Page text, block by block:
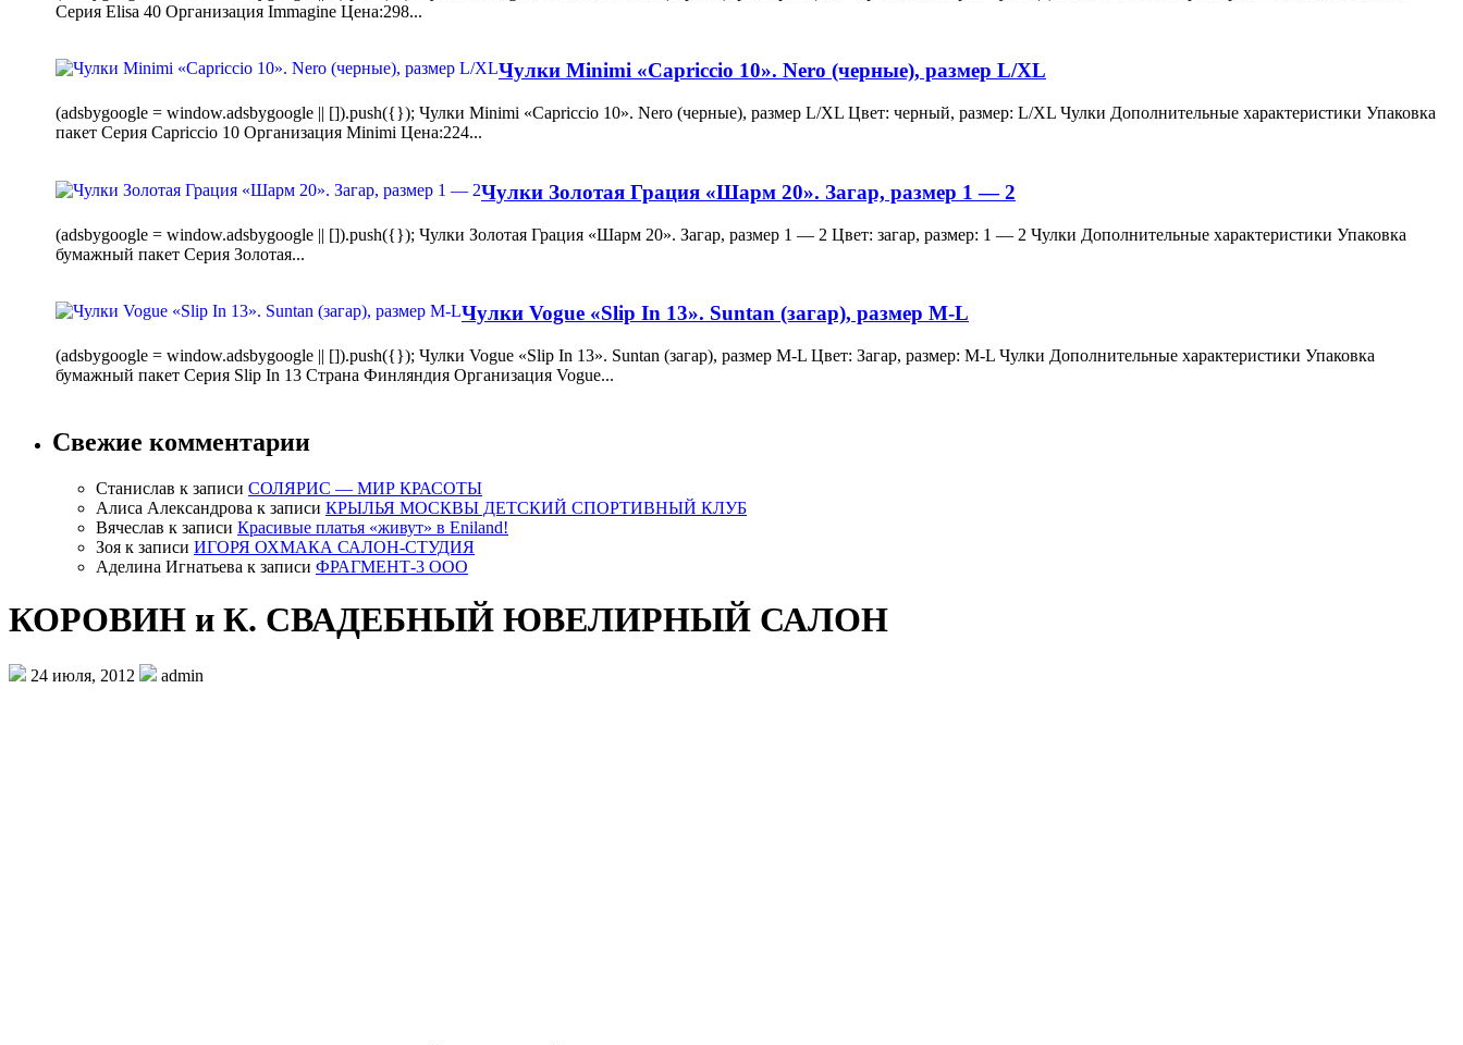
Серия Elisa 40 Организация Immagine Цена:298...
Чулки Minimi «Capriccio 10». Nero (черные), размер L/XL
(adsbygoogle = window.adsbygoogle || []).push({}); Чулки Minimi «Capriccio 10». Nero (черные), размер L/XL Цвет: черный, размер: L/XL Чулки Дополнительные характеристики Упаковка
пакет Серия Capriccio 10 Организация Minimi Цена:224...
Чулки Золотая Грация «Шарм 20». Загар, размер 1 — 2
(adsbygoogle = window.adsbygoogle || []).push({}); Чулки Золотая Грация «Шарм 20». Загар, размер 1 — 2 Цвет: загар, размер: 1 — 2 Чулки Дополнительные характеристики Упаковка
бумажный пакет Серия Золотая...
Чулки Vogue «Slip In 13». Suntan (загар), размер M-L
(adsbygoogle = window.adsbygoogle || []).push({}); Чулки Vogue «Slip In 13». Suntan (загар), размер M-L Цвет: Загар, размер: M-L Чулки Дополнительные характеристики Упаковка
бумажный пакет Серия Slip In 13 Страна Финляндия Организация Vogue...
Свежие комментарии
Станислав к записи СОЛЯРИС — МИР КРАСОТЫ
Алиса Александрова к записи КРЫЛЬЯ МОСКВЫ ДЕТСКИЙ СПОРТИВНЫЙ КЛУБ
Вячеслав к записи Красивые платья «живут» в Eniland!
Зоя к записи ИГОРЯ ОХМАКА САЛОН-СТУДИЯ
Аделина Игнатьева к записи ФРАГМЕНТ-3 ООО
КОРОВИН и К. СВАДЕБНЫЙ ЮВЕЛИРНЫЙ САЛОН
24 июля, 2012 admin